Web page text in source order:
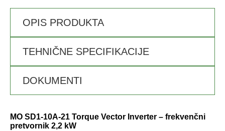
OPIS PRODUKTA
TEHNIČNE SPECIFIKACIJE
DOKUMENTI
MO SD1-10A-21 Torque Vector Inverter – frekvenčni
pretvornik 2,2 kW